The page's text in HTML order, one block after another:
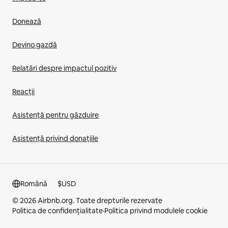
Donează
Devino gazdă
Relatări despre impactul pozitiv
Reacții
Asistență pentru găzduire
Asistență privind donațiile
Română $USD
© 2026 Airbnb.org. Toate drepturile rezervate
Politica de confidențialitate·Politica privind modulele cookie